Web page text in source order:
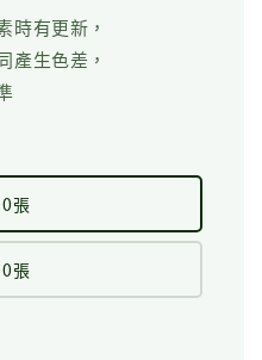
時有更新，
產生色差，
張
張